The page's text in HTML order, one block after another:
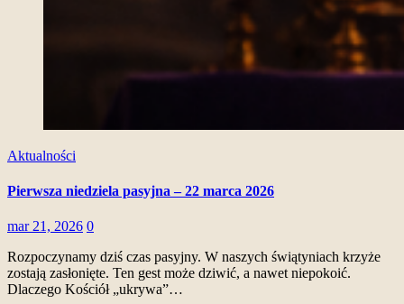
Aktualności
Pierwsza niedziela pasyjna – 22 marca 2026
mar 21, 2026 0
Rozpoczynamy dziś czas pasyjny. W naszych świątyniach krzyże
zostają zasłonięte. Ten gest może dziwić, a nawet niepokoić.
Dlaczego Kościół „ukrywa”…